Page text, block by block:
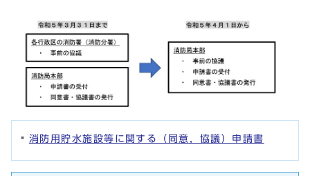
消防用貯水施設等に関する（同意，協議）申請書